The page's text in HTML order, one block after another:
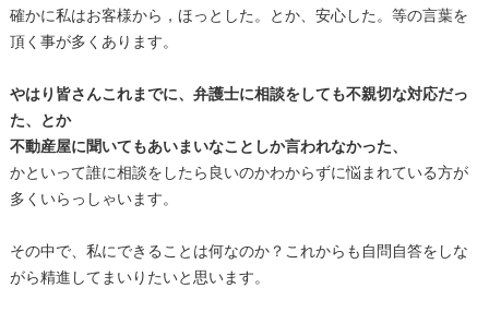
確かに私はお客様から，ほっとした。とか、安心した。等の言葉を
頂く事が多くあります。
やはり皆さんこれまでに、弁護士に相談をしても不親切な対応だっ
た、とか
不動産屋に聞いてもあいまいなことしか言われなかった、
かといって誰に相談をしたら良いのかわからずに悩まれている方が
多くいらっしゃいます。
その中で、私にできることは何なのか？これからも自問自答をしな
がら精進してまいりたいと思います。